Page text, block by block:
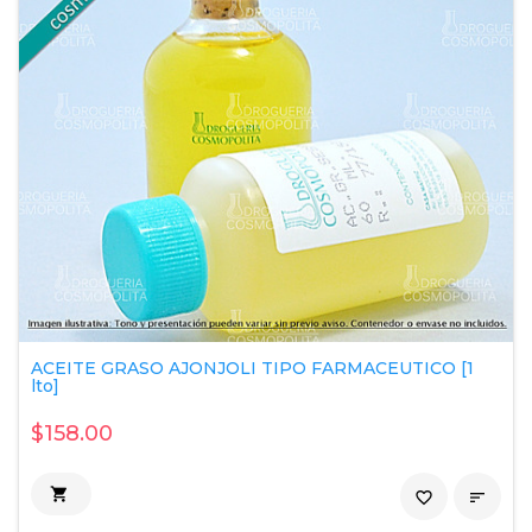
ACEITE GRASO AJONJOLI TIPO FARMACEUTICO [1
lto]
$158.00
 
favorite_border